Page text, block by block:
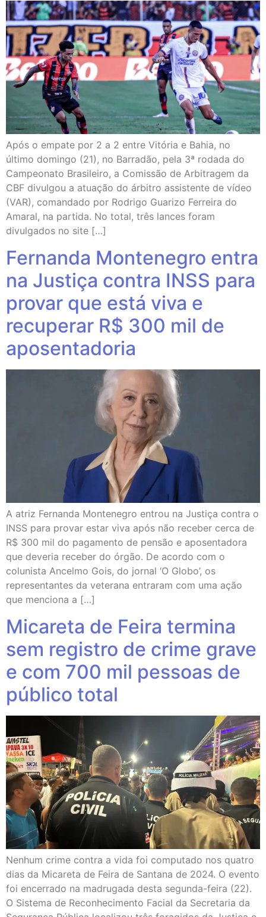
Após o empate por 2 a 2 entre Vitória e Bahia, no
último domingo (21), no Barradão, pela 3ª rodada do
Campeonato Brasileiro, a Comissão de Arbitragem da
CBF divulgou a atuação do árbitro assistente de vídeo
(VAR), comandado por Rodrigo Guarizo Ferreira do
Amaral, na partida. No total, três lances foram
divulgados no site […]
Fernanda Montenegro entra
na Justiça contra INSS para
provar que está viva e
recuperar R$ 300 mil de
aposentadoria
A atriz Fernanda Montenegro entrou na Justiça contra o
INSS para provar estar viva após não receber cerca de
R$ 300 mil do pagamento de pensão e aposentadora
que deveria receber do órgão. De acordo com o
colunista Ancelmo Gois, do jornal ‘O Globo’, os
representantes da veterana entraram com uma ação
que menciona a […]
Micareta de Feira termina
sem registro de crime grave
e com 700 mil pessoas de
público total
Nenhum crime contra a vida foi computado nos quatro
dias da Micareta de Feira de Santana de 2024. O evento
foi encerrado na madrugada desta segunda-feira (22).
O Sistema de Reconhecimento Facial da Secretaria da